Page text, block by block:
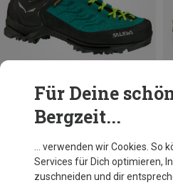
Du sparst 28%
Für Deine
Bergzeit...
… verwenden wir Cookies. So
Services für Dich optimieren,
zuschneiden und dir